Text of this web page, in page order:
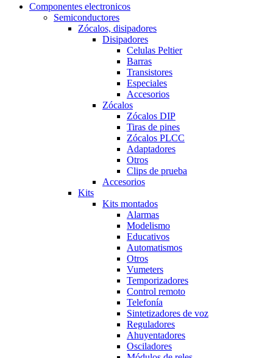
Componentes electronicos
Semiconductores
Zócalos, disipadores
Disipadores
Celulas Peltier
Barras
Transistores
Especiales
Accesorios
Zócalos
Zócalos DIP
Tiras de pines
Zócalos PLCC
Adaptadores
Otros
Clips de prueba
Accesorios
Kits
Kits montados
Alarmas
Modelismo
Educativos
Automatismos
Otros
Vumeters
Temporizadores
Control remoto
Telefonía
Sintetizadores de voz
Reguladores
Ahuyentadores
Osciladores